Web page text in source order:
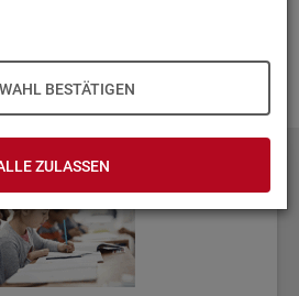
BESTÄTIGEN
ZULASSEN
auf.